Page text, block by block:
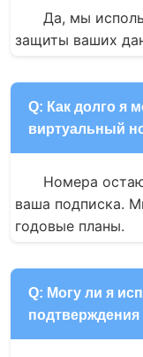
Да, мы
защиты ваших
Q: Как долго я
виртуальный
Номера
ваша подписка.
годовые планы.
Q: Могу ли я
подтверждения